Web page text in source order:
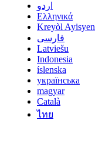
اردو
Ελληνικά
Kreyòl Ayisyen
فارسی
Latviešu
Indonesia
íslenska
українська
magyar
Català
ไทย